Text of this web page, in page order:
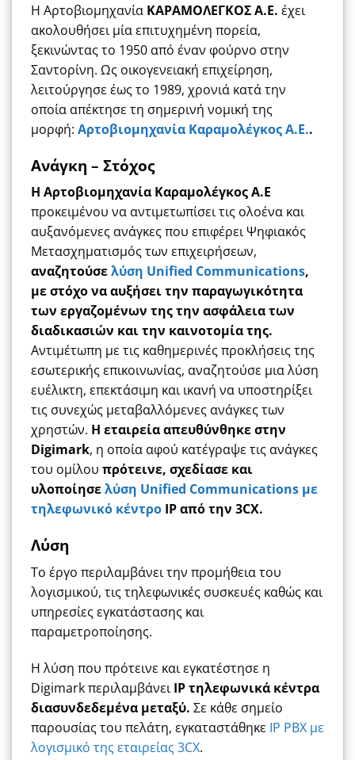
Η Αρτοβιομηχανία ΚΑΡΑΜΟΛΕΓΚΟΣ Α.Ε. έχει
ακολουθήσει μία επιτυχημένη πορεία,
ξεκινώντας το 1950 από έναν φούρνο στην
Σαντορίνη. Ως οικογενειακή επιχείρηση,
λειτούργησε έως το 1989, χρονιά κατά την
οποία απέκτησε τη σημερινή νομική της
μορφή: Αρτοβιομηχανία Καραμολέγκος Α.Ε..
Ανάγκη – Στόχος
Η Αρτοβιομηχανία Καραμολέγκος Α.Ε
προκειμένου να αντιμετωπίσει τις ολοένα και
αυξανόμενες ανάγκες που επιφέρει Ψηφιακός
Μετασχηματισμός των επιχειρήσεων,
αναζητούσελύση Unified Communications,
με στόχο να αυξήσει την παραγωγικότητα
των εργαζομένων της την ασφάλεια των
διαδικασιών και την καινοτομία της.
Αντιμέτωπη με τις καθημερινές προκλήσεις της
εσωτερικής επικοινωνίας, αναζητούσε μια λύση
ευέλικτη, επεκτάσιμη και ικανή να υποστηρίξει
τις συνεχώς μεταβαλλόμενες ανάγκες των
χρηστών. Η εταιρεία απευθύνθηκε στην
Digimark, η οποία αφού κατέγραψε τις ανάγκες
του ομίλου πρότεινε, σχεδίασε και
υλοποίησελύση Unified Communications με
τηλεφωνικό κέντρο IP από την 3CX.
Λύση
Το έργο περιλαμβάνει την προμήθεια του
λογισμικού, τις τηλεφωνικές συσκευές καθώς και
υπηρεσίες εγκατάστασης και
παραμετροποίησης.
Η λύση που πρότεινε και εγκατέστησε η
Digimark περιλαμβάνειIP τηλεφωνικά κέντρα
διασυνδεδεμένα μεταξύ. Σε κάθε σημείο
παρουσίας του πελάτη, εγκαταστάθηκε IP PBX με
λογισμικό της εταιρείας 3CX.